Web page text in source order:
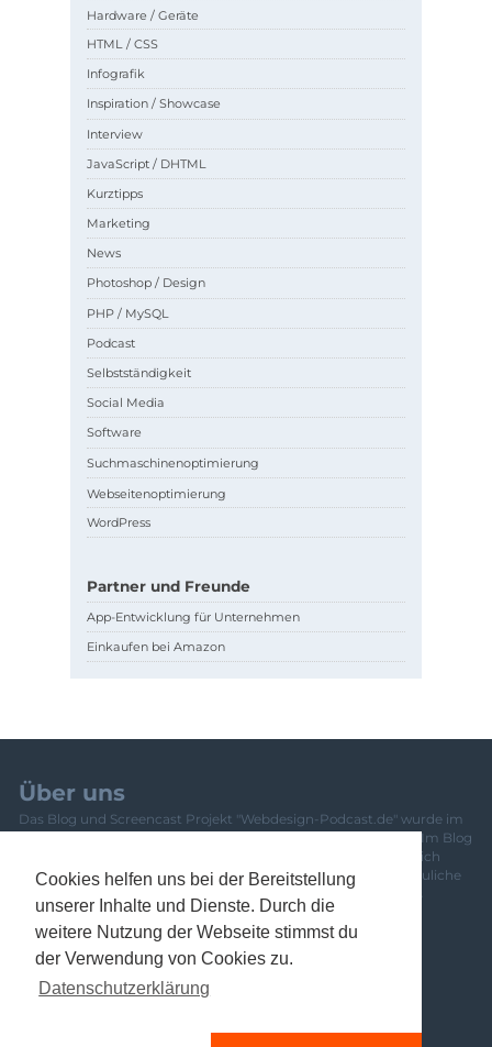
Cookies helfen uns bei der Bereitstellung
unserer Inhalte und Dienste. Durch die
weitere Nutzung der Webseite stimmst du
der Verwendung von Cookies zu.
Datenschutzerklärung
Hardware / Geräte
HTML / CSS
Infografik
Inspiration / Showcase
Interview
JavaScript / DHTML
Kurztipps
Marketing
News
Photoshop / Design
PHP / MySQL
Podcast
Selbstständigkeit
Social Media
Software
Suchmaschinenoptimierung
Webseitenoptimierung
WordPress
Partner und Freunde
App-Entwicklung für Unternehmen
Einkaufen bei Amazon
Über uns
Das Blog und Screencast Projekt "Webdesign-Podcast.de" wurde im
Jahr 2010 von Pascal Bajorat und Sascha Rudolph gegründet. Im Blog
und den Screencast-Folgen werden aktuelle Themen im Bereich
Webdesign und Entwicklung behandelt. Einfache und anschauliche
Tutorials oder Video-Trainings vermitteln Anfängern wie Profis
frisches Wissen. Eine Übersicht über das gesamte Team und
Mitwirkende isthier zu finden.
Newsletter
Kontakt